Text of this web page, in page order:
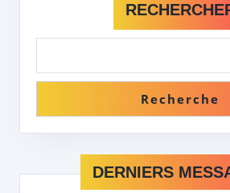
Recherche
DERNIERS